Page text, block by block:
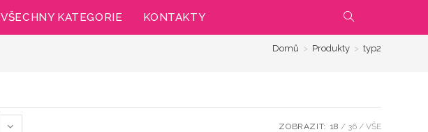
VŠECHNY KATEGORIE KONTAKTY PŘEPNOUT
VYHLEDÁVÁNÍ
WEBU
Domů > Produkty > typ2
ZOBRAZIT: 18 36 VŠE